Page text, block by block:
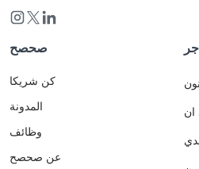
صحصح
كن شريكا
المدونة
وظائف
عن صحصح